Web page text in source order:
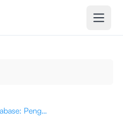
Database: Pengertian, Jenis, Manfaat, dan Fungsinya